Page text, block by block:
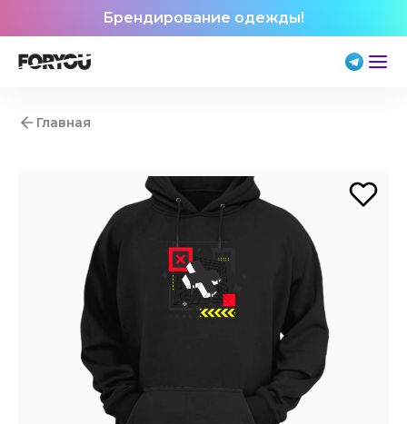
Брендирование одежды!
Главная